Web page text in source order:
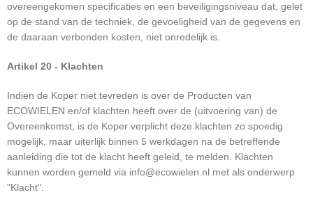
overeengekomen specificaties en een beveiligingsniveau dat, gelet
op de stand van de techniek, de gevoeligheid van de gegevens en
de daaraan verbonden kosten, niet onredelijk is.
Artikel 20 - Klachten
Indien de Koper niet tevreden is over de Producten van
ECOWIELEN en/of klachten heeft over de (uitvoering van) de
Overeenkomst, is de Koper verplicht deze klachten zo spoedig
mogelijk, maar uiterlijk binnen 5 werkdagen na de betreffende
aanleiding die tot de klacht heeft geleid, te melden. Klachten
kunnen worden gemeld via info@ecowielen.nl met als onderwerp
"Klacht".